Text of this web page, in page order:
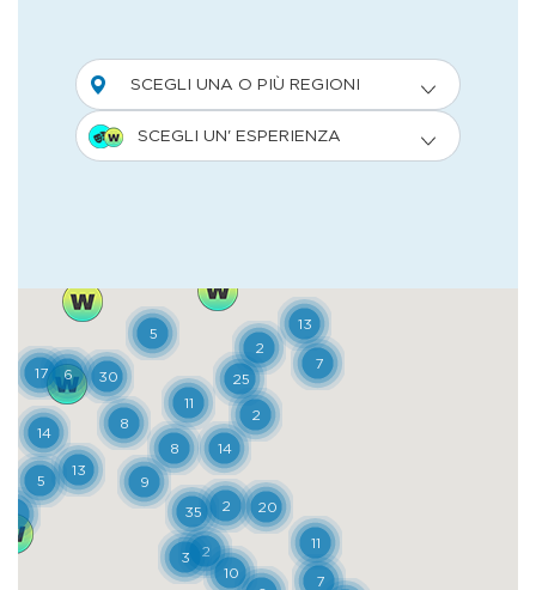
percorso collinare – tracciato ideale anche
per chi decida di affrontarlo in bicicletta –
significa addentrarsi completamente nel
delle Pievi dell’antichità, dove sentire il
soffio della storia, che qui ha lasciato
affreschi e capitelli, portici solitari e absidi
elaborate. Tappe fondamentali e ben
tangibili di una delle strade più importanti
della Toscana del passato.